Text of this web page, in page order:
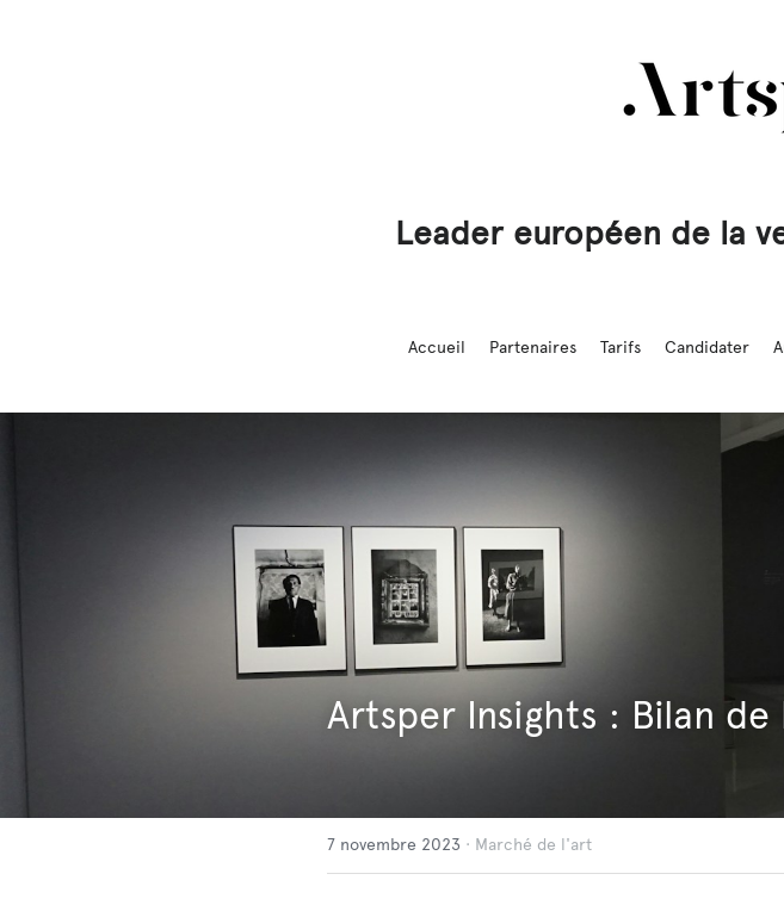
Leader européen de la
Accueil Partenaires Tarifs Candidater
Artsper Insights : Bilan
7 novembre 2023 · Marché de l'art